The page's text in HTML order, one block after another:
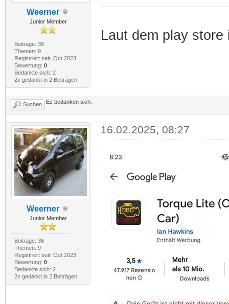
Weerner
Junior Member
Beiträge: 36
Themen: 9
Registriert seit: Oct 2023
Bewertung: 0
Bedankte sich: 2
2x gedankt in 2 Beiträgen
Laut dem play
Suchen Es bedanken sich:
Weerner
Junior Member
Beiträge: 36
Themen: 9
Registriert seit: Oct 2023
Bewertung: 0
Bedankte sich: 2
2x gedankt in 2 Beiträgen
16.02.2025, 08:27